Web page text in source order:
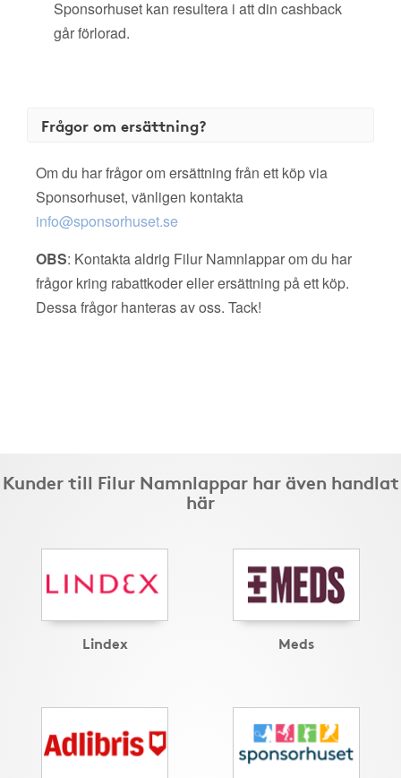
Sponsorhuset kan resultera i att din cashback
går förlorad.
Frågor om ersättning?
Om du har frågor om ersättning från ett köp via
Sponsorhuset, vänligen kontakta
info@sponsorhuset.se
OBS: Kontakta aldrig Filur Namnlappar om du har
frågor kring rabattkoder eller ersättning på ett köp.
Dessa frågor hanteras av oss. Tack!
Kunder till Filur Namnlappar har även handlat
här
Lindex Meds